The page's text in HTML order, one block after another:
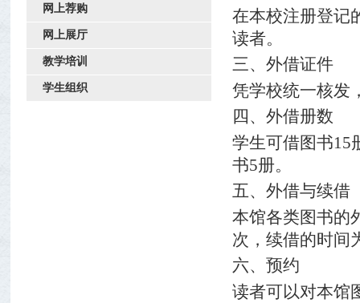
网上荐购
网上展厅
教学培训
学生组织
在本校注册登记
读者。
三、外借证件
凭学校统一核发
四、外借册数
学生可借图书15
书5册。
五、外借与续借
本馆各类图书的
次，续借的时间
六、预约
读者可以对本馆